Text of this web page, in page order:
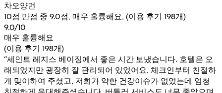
차오양먼
10점 만점 중 9.0점, 매우 훌륭해요, (이용 후기 198개)
9.0/10
매우 훌륭해요
(이용 후기 198개)
“세인트 레지스 베이징에서 좋은 시간 보냈습니다. 호텔은 오
래되었지만 굉장히 잘 관리되어 있었어요. 체크인부터 친절하
게 맞이하여 주셨고, 저희가 약한 건강이슈가 없었는데 엄청